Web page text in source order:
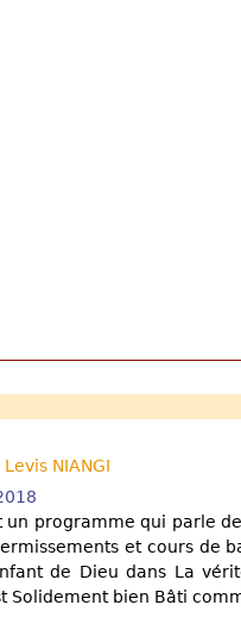
Levis NIANGI
un programme qui parle
et cours de
de Dieu dans La
Solidement bien Bâti